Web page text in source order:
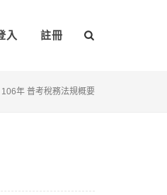
入 註冊
106年 普考稅務法規概要